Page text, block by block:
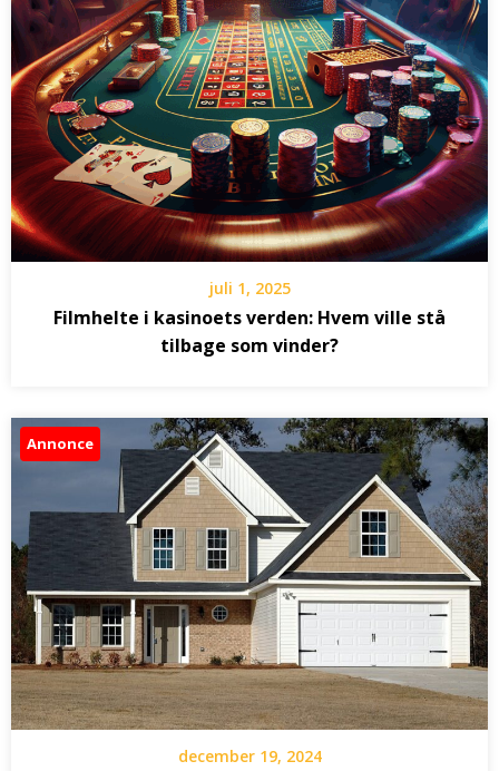
juli 1, 2025
Filmhelte i kasinoets verden: Hvem ville stå
tilbage som vinder?
Annonce
december 19, 2024